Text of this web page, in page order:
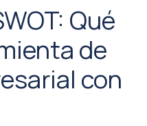
Qué
de
con